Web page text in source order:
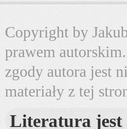
Copyright by
prawem
zgody autora jest
materiały z tej
Literatura jest